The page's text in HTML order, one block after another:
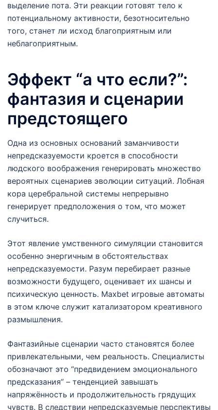
выделение пота. Эти реакции готовят тело к
потенциальному активности, безотносительно
того, станет ли исход благоприятным или
неблагоприятным.
Эффект “а что если?”:
фантазия и сценарии
предстоящего
Одна из основных оснований заманчивости
непредсказуемости кроется в способности
людского воображения генерировать множество
вероятных сценариев эволюции ситуаций. Лобная
кора церебральной системы непрерывно
генерирует предположения о том, что может
случиться.
Этот явление умственного симуляции становится
особенно энергичным в обстоятельствах
непредсказуемости. Разум перебирает разные
возможности будущего, оценивает их шансы и
психическую ценность. Maxbet игровые автоматы
в этом ключе служит катализатором креативного
размышления.
Фантазийные сценарии часто становятся более
привлекательными, чем реальность. Специалисты
обозначают это “предвидением эмоционального
предсказания” – тенденцией завышать
напряжённость и продолжительность грядущих
чувств. В следствии непредсказуемые перспективы